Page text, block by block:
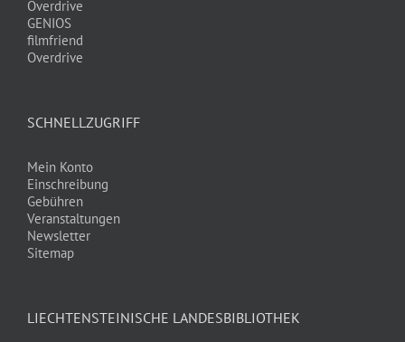
Overdrive
GENIOS
filmfriend
Overdrive
SCHNELLZUGRIFF
Mein Konto
Einschreibung
Gebühren
Veranstaltungen
Newsletter
Sitemap
LIECHTENSTEINISCHE LANDESBIBLIOTHEK